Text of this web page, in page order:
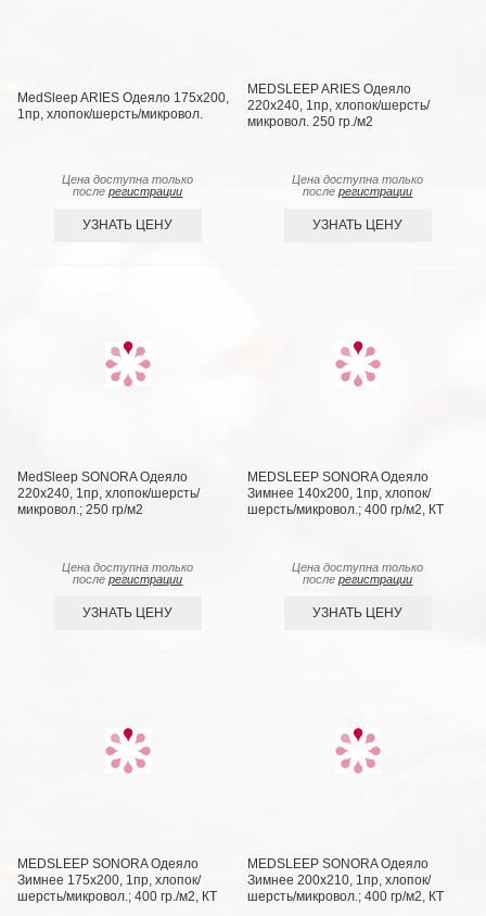
MedSleep ARIES Одеяло 175х200,
1пр, хлопок/шерсть/микровол.
Цена доступна только
послерегистрации
УЗНАТЬ ЦЕНУ
MEDSLEEP ARIES Одеяло
220х240, 1пр, хлопок/шерсть/
микровол. 250 гр./м2
Цена доступна только
послерегистрации
УЗНАТЬ ЦЕНУ
MedSleep SONORA Одеяло
220х240, 1пр, хлопок/шерсть/
микровол.; 250 гр/м2
Цена доступна только
послерегистрации
УЗНАТЬ ЦЕНУ
MEDSLEEP SONORA Одеяло
Зимнее 140х200, 1пр, хлопок/
шерсть/микровол.; 400 гр/м2, КТ
Цена доступна только
послерегистрации
УЗНАТЬ ЦЕНУ
MEDSLEEP SONORA Одеяло
Зимнее 175х200, 1пр, хлопок/
шерсть/микровол.; 400 гр./м2, КТ
MEDSLEEP SONORA Одеяло
Зимнее 200х210, 1пр, хлопок/
шерсть/микровол.; 400 гр/м2, КТ